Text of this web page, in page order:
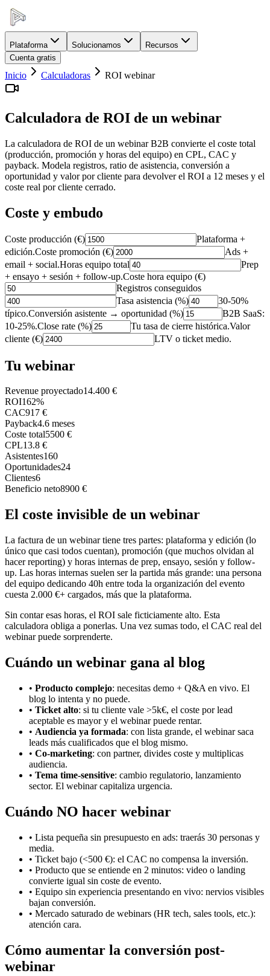
Plataforma Solucionamos
Recursos
Cuenta gratis
Inicio Calculadoras ROI webinar
Calculadora de ROI de un webinar
La calculadora de ROI de un webinar B2B convierte el coste total
(producción, promoción y horas del equipo) en CPL, CAC y
payback. Modela registros, ratio de asistencia, conversión a
oportunidad y valor por cliente para devolver el ROI a 12 meses y el
coste real por cliente cerrado.
Coste y embudo
Coste producción (€)
Plataforma +
edición.Coste promoción (€)
Ads +
email + social.Horas equipo total
Prep
+ ensayo + sesión + follow-up.Coste hora equipo (€)
Registros conseguidos
Tasa asistencia (%)
30-50%
típico.Conversión asistente → oportunidad (%)
B2B SaaS:
10-25%.Close rate (%) Tu tasa de cierre histórica.Valor
cliente (€)
LTV o ticket medio.
Tu webinar
Revenue proyectado14.400 €
ROI162%
CAC917 €
Payback4.6 meses
Coste total5500 €
CPL13.8 €
Asistentes160
Oportunidades24
Clientes6
Beneficio neto8900 €
El coste invisible de un webinar
La factura de un webinar tiene tres partes: plataforma y edición (lo
único que casi todos cuentan), promoción (que muchos olvidan al
hacer reporting) y horas internas de prep, ensayo, sesión y follow-
up. Las horas internas suelen ser la partida más grande: una persona
del equipo dedicando 40h entre toda la organización del evento
cuesta 2.000 €+ cargados, más que la plataforma.
Sin contar esas horas, el ROI sale ficticiamente alto. Esta
calculadora obliga a ponerlas. Una vez sumas todo, el CAC real del
webinar puede sorprenderte.
Cuándo un webinar gana al blog
• Producto complejo: necesitas demo + Q&A en vivo. El
blog lo intenta y no puede.
• Ticket alto: si tu cliente vale >5k€, el coste por lead
aceptable es mayor y el webinar puede rentar.
• Audiencia ya formada: con lista grande, el webinar saca
leads más cualificados que el blog mismo.
• Co-marketing: con partner, divides coste y multiplicas
audiencia.
• Tema time-sensitive: cambio regulatorio, lanzamiento
sector. El webinar capitaliza urgencia.
Cuándo NO hacer webinar
• Lista pequeña sin presupuesto en ads: traerás 30 personas y
media.
• Ticket bajo (<500 €): el CAC no compensa la inversión.
• Producto que se entiende en 2 minutos: video o landing
convierte igual sin coste de evento.
• Equipo sin experiencia presentando en vivo: nervios visibles
bajan conversión.
• Mercado saturado de webinars (HR tech, sales tools, etc.):
atención cara.
Cómo aumentar la conversión post-
webinar